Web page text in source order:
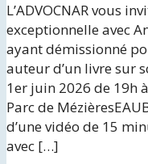
L’ADVOCNAR vous
exceptionnelle avec
ayant démissionné
auteur d’un livre sur
1er juin 2026 de 19h
Parc de
d’une vidéo de 15
avec […]